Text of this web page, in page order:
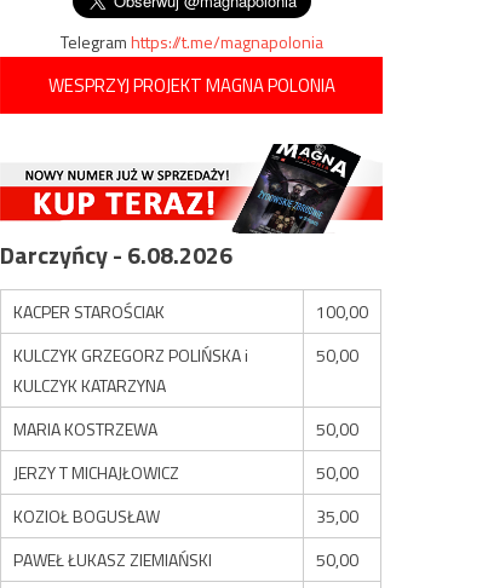
Telegramhttps://t.me/magnapolonia
WESPRZYJ PROJEKT MAGNA POLONIA
Darczyńcy - 6.08.2026
KACPER STAROŚCIAK
100,00
KULCZYK GRZEGORZ POLIŃSKA i
KULCZYK KATARZYNA
50,00
MARIA KOSTRZEWA
50,00
JERZY T MICHAJŁOWICZ
50,00
KOZIOŁ BOGUSŁAW
35,00
PAWEŁ ŁUKASZ ZIEMIAŃSKI
50,00